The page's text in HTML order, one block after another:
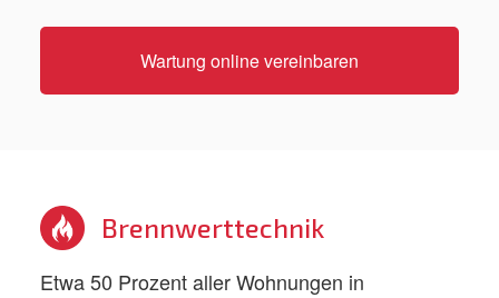
Wartung online vereinbaren
Brennwerttechnik
Etwa 50 Prozent aller Wohnungen in